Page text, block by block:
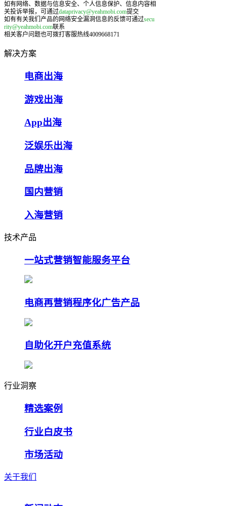
如有网络、数据与信息安全、个人信息保护、信息内容相
关投诉举报，可通过dataprivacy@yeahmobi.com提交
如有有关我们产品的网络安全漏洞信息的反馈可通过secu
rity@yeahmobi.com联系
相关客户问题也可拨打客服热线4009668171
解决方案
电商出海
游戏出海
App出海
泛娱乐出海
品牌出海
国内营销
入海营销
技术产品
一站式营销智能服务平台
电商再营销程序化广告产品
自助化开户充值系统
行业洞察
精选案例
行业白皮书
市场活动
关于我们